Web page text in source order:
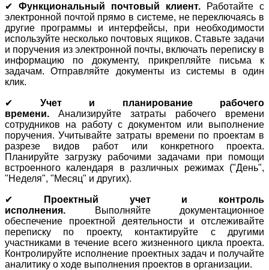
✔ Функциональный почтовый клиент. Работайте с
электронной почтой прямо в системе, не переключаясь в
другие программы и интерфейсы, при необходимости
используйте несколько почтовых ящиков. Ставьте задачи
и поручения из электронной почты, включать переписку в
информацию по документу, прикрепляйте письма к
задачам. Отправляйте документы из системы в один
клик.
✔ Учет и планирование рабочего
времени. Анализируйте затраты рабочего времени
сотрудников на работу с документом или выполнение
поручения. Учитывайте затраты времени по проектам в
разрезе видов работ или конкретного проекта.
Планируйте загрузку рабочими задачами при помощи
встроенного календаря в различных режимах ("День",
"Неделя", "Месяц" и других).
✔
Проектный учет и контроль
исполнения. Выполняйте документационное
обеспечение проектной деятельности и отслеживайте
переписку по проекту, контактируйте с другими
участниками в течение всего жизненного цикла проекта.
Контролируйте исполнение проектных задач и получайте
аналитику о ходе выполнения проектов в организации.